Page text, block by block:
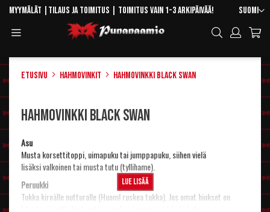
Skip
Content
Kieli
Suomi
Myymälät Tilaus ja toimitus | Toimitus vain 1-3 arkipäivää!
Hae
Etusivu Hahmovinkit Hahmovinkki Black Swan
Hahmovinkki Black Swan
Asu
Mustakorsettitoppi , uimapuku tai jumppapuku, siihen vielä
lisäksivalkoinen tai musta tutu (tyllihame)
Peruukki
Tukka kireälle nutturalle (Huom! ruskea tukka). Jos omat hiukset on
Lue lisää